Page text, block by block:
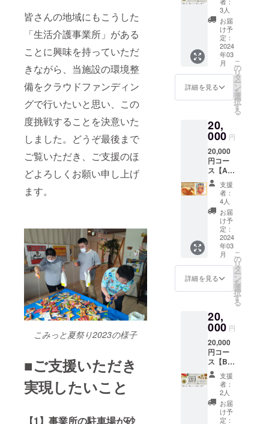
皆さんの地域にもこうした
「生活介護事業所」がある
ことに興味を持っていただ
きながら、当施設の環境整
備をクラウドファンディン
グで行いたいと思い、この
度挑戦することを決意いた
しました。どうぞ最後まで
ご覧いただき、ご支援のほ
どよろしくお願い申し上げ
ます。
こみっと夏祭り2023の様子
■ご支援いただき
実現したいこと
【1】事業所の駐車場が砂
こ）／
消費期
限は製
造から
180日。
・ハパ
ライス
／消費
期限は
※支援金
額は支
援者さ
まが支
援を申
し込む
際に、
任意で
引き上
げるこ
とがで
きま
す。
「上乗
せ支援
で応援
しよ
のでご
検討い
ますと
幸いで
す。 ※
予定時
期より
前に届
く場合
がござ
●オリジ
ナルク
リア
ファイ
ル1枚 ●
ヘルス
ベジ
スープ
約180g
味1種類
×1袋
凍）味
は7つか
らのお
楽し
み！ を
お送り
しま
す。 7
つの
味……
魚介と
野菜の
ブロス
スープ
／野菜
のグ
リーン
トマト
スープ
／野菜
の豆乳
チャウ
ダー／
豆と野
菜のバ
スク風
スープ
／薬膳
風ジン
3人
お届
け予
定：
2024
年03
月
詳細を見る
こ
の
リ
タ
ー
ン
を
選
択
す
る
20,
000 円
20,000
円コー
ス【A】
●お礼の
お葉書
●オリジ
ナルク
リア
ファイ
ル 1枚
●松前
がっこ
200g×1
個（常
温） ●
いぶり
（スラ
イス）
約
200g×1
個（常
温） ●
ハパラ
イス
150g×1
個（常
温） ●
パン
支援
者：
4人
お届
け予
定：
2024
年03
月
詳細を見る
こ
の
リ
タ
ー
ン
を
選
択
す
る
20,
000 円
20,000
円コー
ス【B】
①お礼
のお葉
書 ②オ
リジナ
ルクリ
アファ
支援
者：
2人
お届
け予
定：